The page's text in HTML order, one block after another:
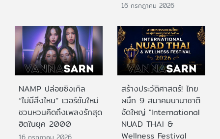
16 กรกฎาคม 2026
NAMP ปล่อยซิงเกิล
“ไม่มีสิ่งไหน” เวอร์ชันใหม่
ชวนหวนคิดถึงเพลงรักสุด
ฮิตในยุค 2000
16 กรกฎาคม 2026
สร้างประวัติศาสตร์! ไทย
ผนึก 9 สมาคมนานาชาติ
จัดใหญ่ "International
NUAD THAI &
Wellness Festival